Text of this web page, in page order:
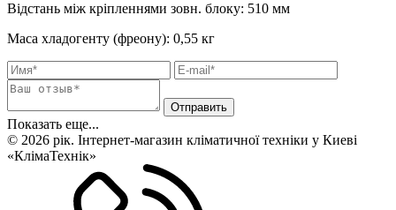
Відстань між кріпленнями зовн. блоку: 510 мм
Маса хладогенту (фреону): 0,55 кг
Показать еще...
© 2026 рік. Інтернет-магазин кліматичної техніки у Киеві
«КлімаТехнік»